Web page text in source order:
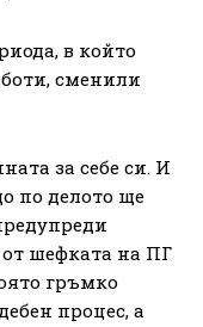
в който
сменили
за себе си. И
по делото ще
шефката на ПГ
гръмко
процес, а